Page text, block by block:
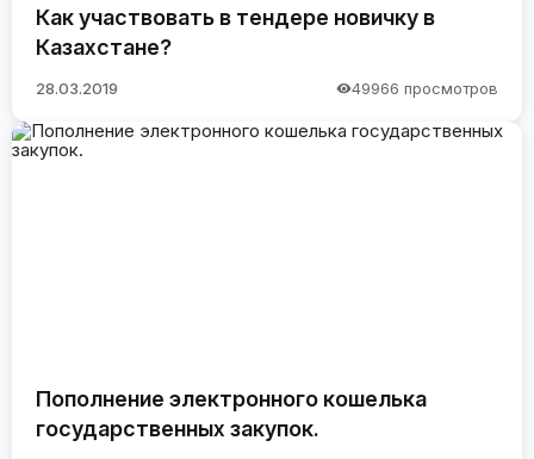
Как участвовать в тендере новичку в
Казахстане?
28.03.2019 49966 просмотров
Пополнение электронного кошелька
государственных закупок.